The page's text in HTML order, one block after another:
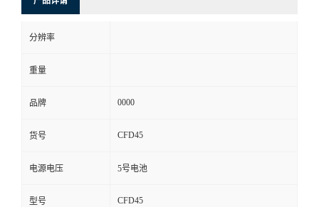
系
分辨率
重量
品牌 0000
货号 CFD45
电源电压 5号电池
型号 CFD45